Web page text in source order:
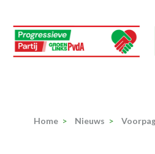
naar
inhoud
(Druk
Home > Nieuws >